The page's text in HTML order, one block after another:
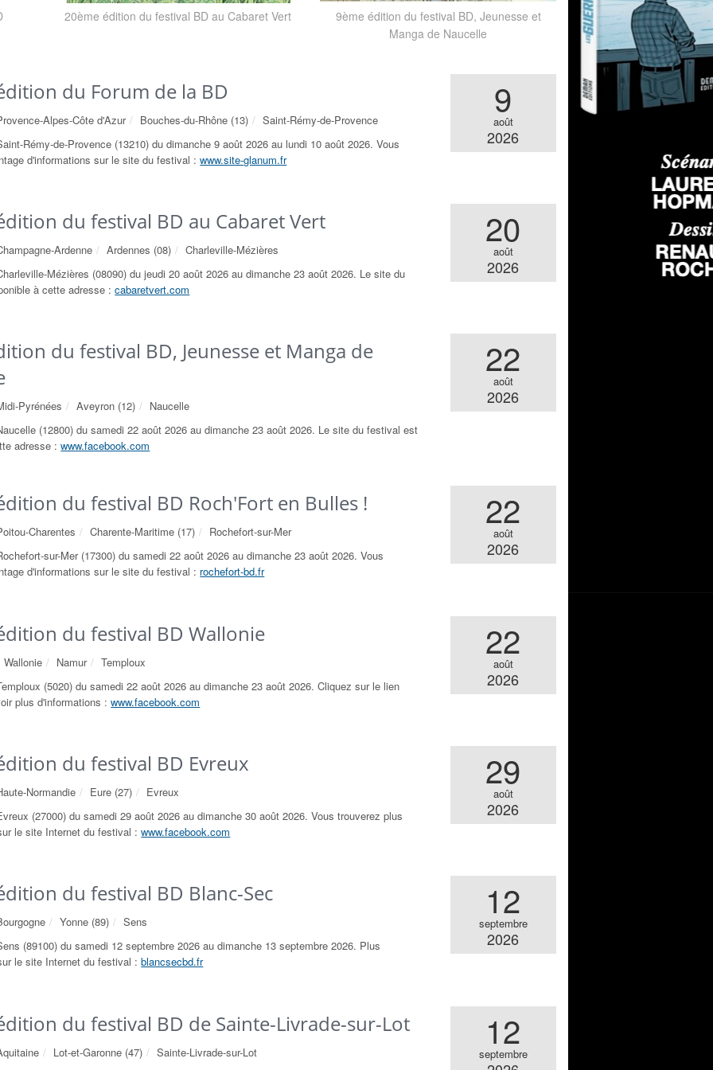
20ème édition du festival BD au Cabaret Vert
9ème édition du festival BD, Jeunesse et
Manga de Naucelle
du Forum de la BD
Alpes-Côte d'Azur Bouches-du-Rhône (13)
Saint-Rémy-de-Provence
Rémy-de-Provence (13210) du dimanche 9 août 2026 au lundi 10 août 2026. Vous
d'informations sur le site du festival :www.site-glanum.fr
9
août
2026
du festival BD au Cabaret Vert
Ardenne Ardennes (08)
Charleville-Mézières
Mézières (08090) du jeudi 20 août 2026 au dimanche 23 août 2026. Le site du
à cette adresse :cabaretvert.com
20
août
2026
du festival BD, Jeunesse et Manga de
Pyrénées Aveyron (12)
Naucelle
(12800) du samedi 22 août 2026 au dimanche 23 août 2026. Le site du festival est
adresse :www.facebook.com
22
août
2026
du festival BD Roch'Fort en Bulles !
Charentes Charente-Maritime (17)
Rochefort-sur-Mer
sur-Mer (17300) du samedi 22 août 2026 au dimanche 23 août 2026. Vous
d'informations sur le site du festival : rochefort-bd.fr
22
août
2026
du festival BD Wallonie
Wallonie Namur
Temploux
(5020) du samedi 22 août 2026 au dimanche 23 août 2026. Cliquez sur le lien
plus d'informations :www.facebook.com
22
août
2026
du festival BD Evreux
Normandie Eure (27)
Evreux
(27000) du samedi 29 août 2026 au dimanche 30 août 2026. Vous trouverez plus
le site Internet du festival :www.facebook.com
29
août
2026
du festival BD Blanc-Sec
Yonne (89)
Sens
(89100) du samedi 12 septembre 2026 au dimanche 13 septembre 2026. Plus
le site Internet du festival :blancsecbd.fr
12
septembre
2026
du festival BD de Sainte-Livrade-sur-Lot
Lot-et-Garonne (47)
Sainte-Livrade-sur-Lot
12
septembre